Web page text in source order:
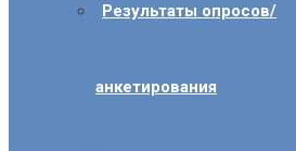
Результаты опросов/
анкетирования